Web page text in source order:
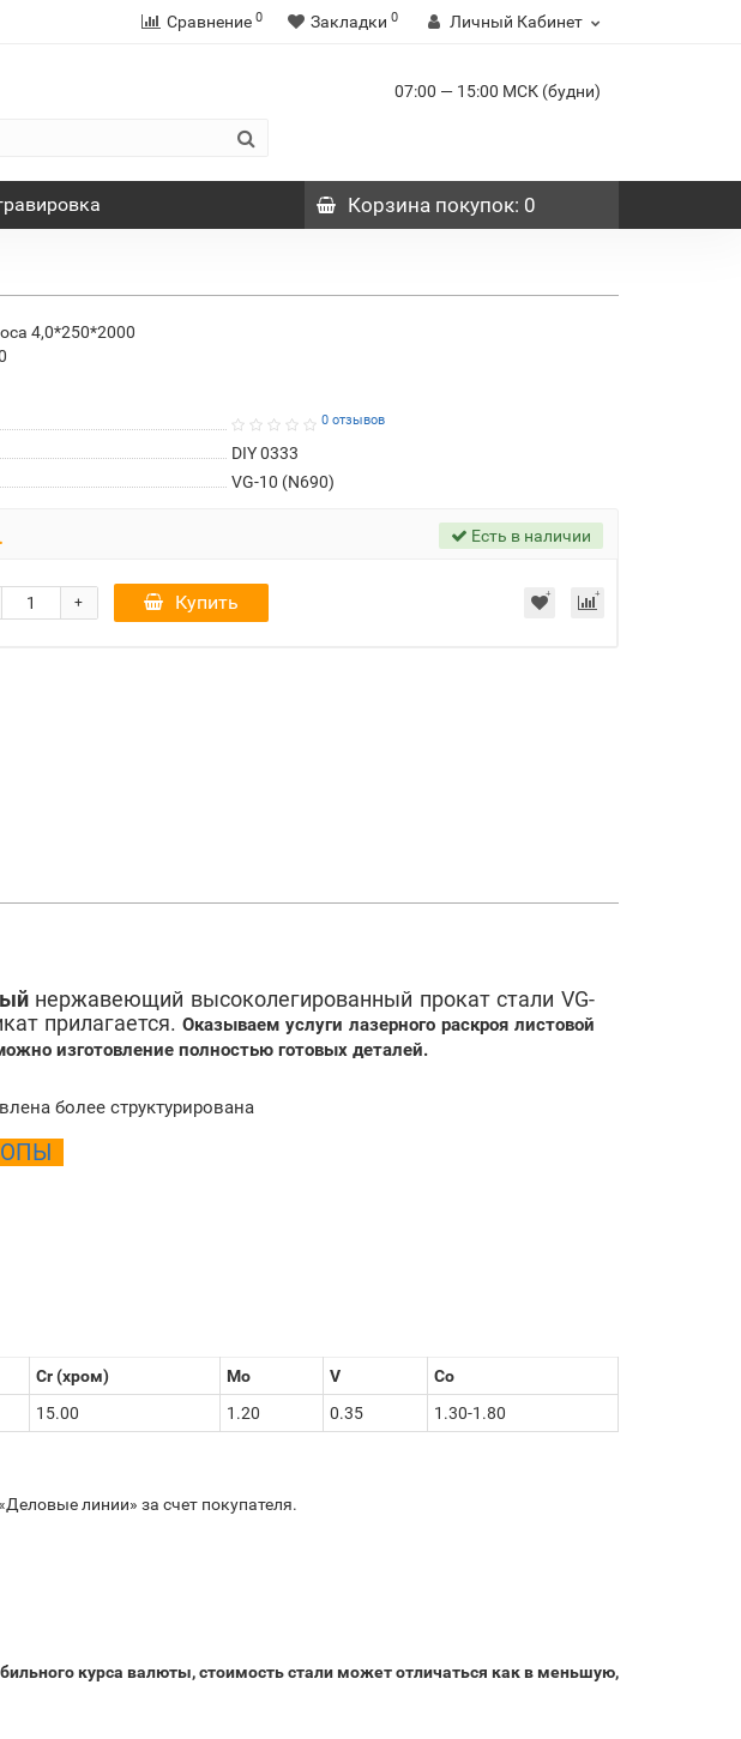
Сравнение 0 Закладки 0 Личный Кабинет
07:00 — 15:00 МСК (будни)
Корзинапокупок: 0
4,0*250*2000
0 отзывов
DIY 0333
VG-10 (N690)
Есть в наличии
+ Купить
нержавеющий высоколегированный прокат стали VG-
прилагается. Оказываем услуги лазерного раскроя листовой
изготовление полностью готовых деталей.
более структурирована
Cr (хром) Mo V
Co
15.00 1.20 0.35 1.30-1.80
линии» за счет покупателя.
курса валюты, стоимость стали может отличаться как в меньшую,